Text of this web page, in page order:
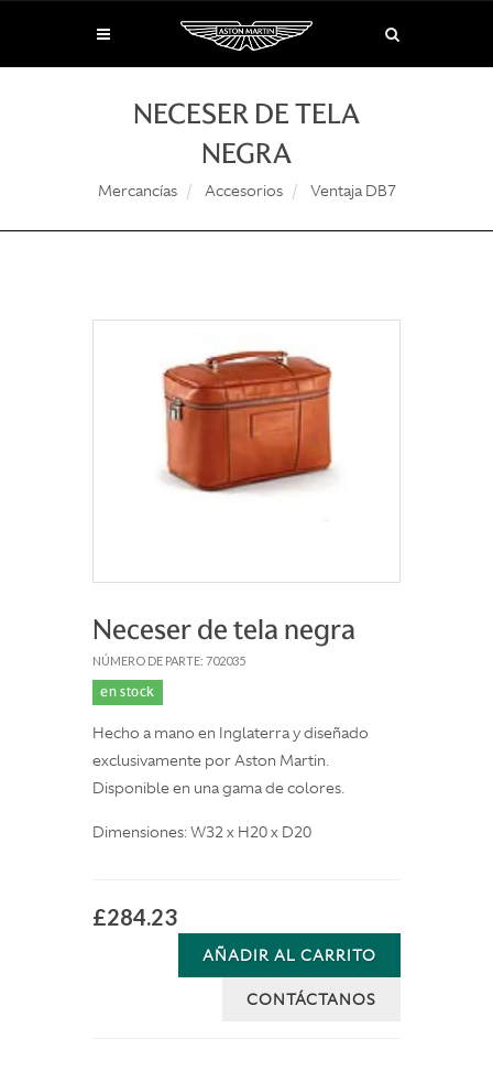
NECESER DE TELA
NEGRA
Mercancías Accesorios Ventaja DB7
Neceser de tela negra
NÚMERO DE PARTE: 702035
en stock
Hecho a mano en Inglaterra y diseñado
exclusivamente por Aston Martin.
Disponible en una gama de colores.
Dimensiones: W32 x H20 x D20
£284.23
AÑADIR AL CARRITO
CONTÁCTANOS